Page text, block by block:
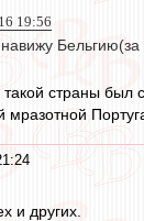
19:56
Бельгию(за
страны
мразотной
и других.